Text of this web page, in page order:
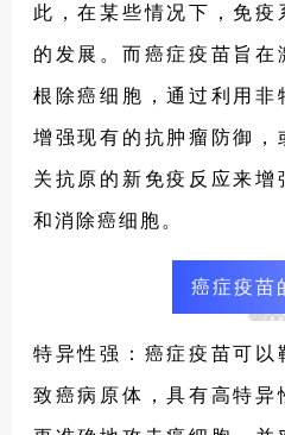
此，在某些情况下，免疫
的发展。而癌症疫苗旨在
根除癌细胞，通过利用非
增强现有的抗肿瘤防御，
关抗原的新免疫反应来增
和消除癌细胞。
癌症疫苗
特异性强：癌症疫苗可以
致癌病原体，具有高特异